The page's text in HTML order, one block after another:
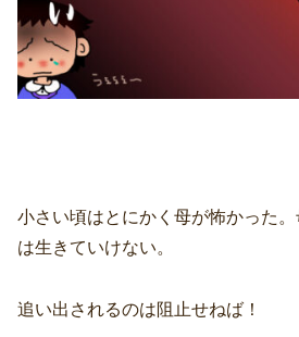
小さい頃はとにかく母が怖かった
は生きていけない。
追い出されるのは阻止せねば！